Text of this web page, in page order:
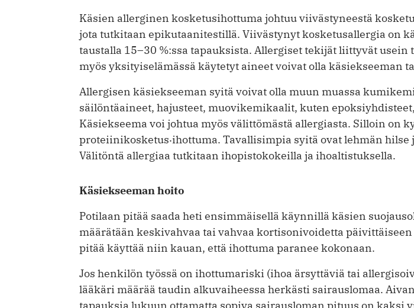
Käsien allerginen kosketusihottuma johtuu viivästyneestä
jota tutkitaan epikutaanitestillä. Viivästynyt kosketusallergia on
taustalla 15–30 %:ssa tapauksista. Allergiset tekijät liittyvät usein
myös yksityiselämässä käytetyt aineet voivat olla käsiekseeman
Allergisen käsiekseeman syitä voivat olla muun muassa
säilöntäaineet, hajusteet, muovikemikaalit, kuten
Käsiekseema voi johtua myös välittömästä allergiasta. Silloin on
proteiinikosketus‧ihottuma. Tavallisimpia syitä ovat lehmän hilse
Välitöntä allergiaa tutkitaan ihopistokokeilla ja ihoaltistuksella.
Käsiekseeman hoito
Potilaan pitää saada heti ensimmäisellä käynnillä käsien
määrätään keskivahvaa tai vahvaa kortisonivoidetta
pitää käyttää niin kauan, että ihottuma paranee kokonaan.
Jos henkilön työssä on ihottumariski (ihoa ärsyttäviä tai
lääkäri määrää taudin alkuvaiheessa herkästi sairauslomaa.
tapauksia lukuun ottamatta sopiva sairausloman pituus on kaksi